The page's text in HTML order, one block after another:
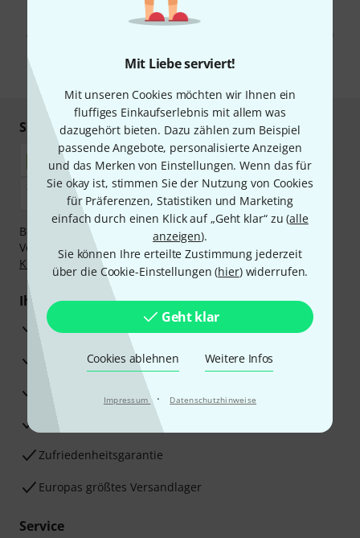
Mit Liebe serviert!
Mit unseren Cookies möchten wir Ihnen ein
fluffiges Einkaufserlebnis mit allem was
dazugehört bieten. Dazu zählen zum Beispiel
passende Angebote, personalisierte Anzeigen
und das Merken von Einstellungen. Wenn das für
Sie okay ist, stimmen Sie der Nutzung von Cookies
für Präferenzen, Statistiken und Marketing
einfach durch einen Klick auf „Geht klar“ zu (alle
anzeigen).
Sie können Ihre erteilte Zustimmung jederzeit
über die Cookie-Einstellungen (hier) widerrufen.
Geht klar
Cookies ablehnen Weitere Infos
Impressum · Datenschutzhinweise
Mit Klick auf „Jetzt anmelden“ stimmen Sie dem Erhalt von E-Mail-
Werbung und einer Messung des E-Mail-Nutzungsverhaltens zu. Die
Abmeldung ist jederzeit möglich. Weitere Informationen finden Sie in
* Pflichtfeld
Sicher einkaufen & bezahlen
Bezahlen Sie vertraulich und sicher per Nachnahme,
Vorkasse, PayPal, Amazon Pay,Klarna Sofort bezahlen
Klarna Ratenzahlung oder Kreditkarte.
Ihre Vorteile
3 Jahre Thomann Garantie
30 Tage Money-Back-Garantie
Beratung durch Fachexperten
Zufriedenheitsgarantie
Europas größtes Versandlager
Service